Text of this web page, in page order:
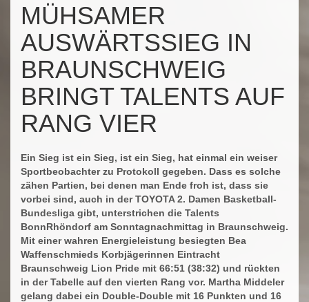
MÜHSAMER
AUSWÄRTSSIEG IN
BRAUNSCHWEIG
BRINGT TALENTS AUF
RANG VIER
Ein Sieg ist ein Sieg, ist ein Sieg, hat einmal ein weiser
Sportbeobachter zu Protokoll gegeben. Dass es solche
zähen Partien, bei denen man Ende froh ist, dass sie
vorbei sind, auch in der TOYOTA 2. Damen Basketball-
Bundesliga gibt, unterstrichen die Talents
BonnRhöndorf am Sonntagnachmittag in Braunschweig.
Mit einer wahren Energieleistung besiegten Bea
Waffenschmieds Korbjägerinnen Eintracht
Braunschweig Lion Pride mit 66:51 (38:32) und rückten
in der Tabelle auf den vierten Rang vor. Martha Middeler
gelang dabei ein Double-Double mit 16 Punkten und 16